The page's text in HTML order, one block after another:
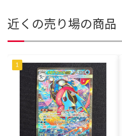
近くの売り場の商品